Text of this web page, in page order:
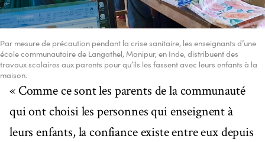
Par mesure de précaution pendant la crise sanitaire, les enseignants d’une
école communautaire de Langathel, Manipur, en Inde, distribuent des
travaux scolaires aux parents pour qu’ils les fassent avec leurs enfants à la
maison.
« Comme ce sont les parents de la communauté
qui ont choisi les personnes qui enseignent à
leurs enfants, la confiance existe entre eux depuis